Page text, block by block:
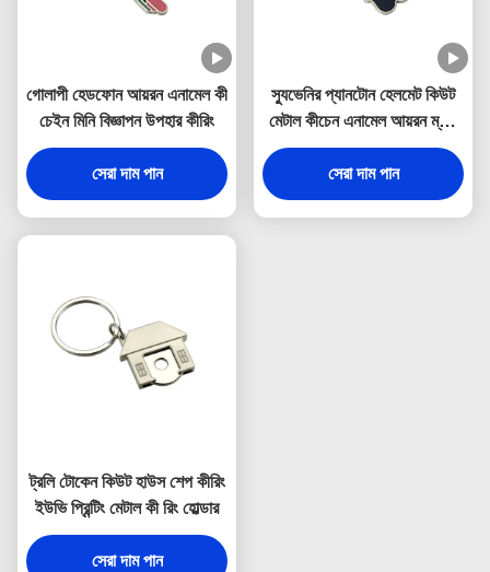
গোলাপী হেডফোন আয়রন এনামেল কী
চেইন মিনি বিজ্ঞাপন উপহার কীরিং
সেরা দাম পান
স্যুভেনির প্যানটোন হেলমেট কিউট
মেটাল কীচেন এনামেল আয়রন ম্যান
3 মিমি পুরুত্ব
সেরা দাম পান
ট্রলি টোকেন কিউট হাউস শেপ কীরিং
ইউভি প্রিন্টিং মেটাল কী রিং হোল্ডার
সেরা দাম পান